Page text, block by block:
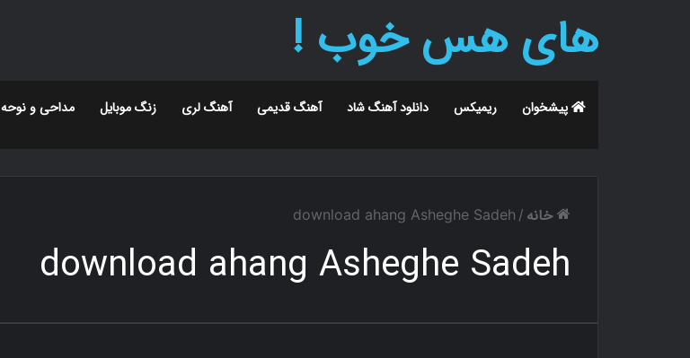
های هس خوب !
پیشخوان ریمیکس دانلود آهنگ شاد آهنگ قدیمی آهنگ لری زنگ موبایل مداحی و نوحه
خانه /
download ahang Asheghe Sadeh
download ahang Asheghe Sadeh